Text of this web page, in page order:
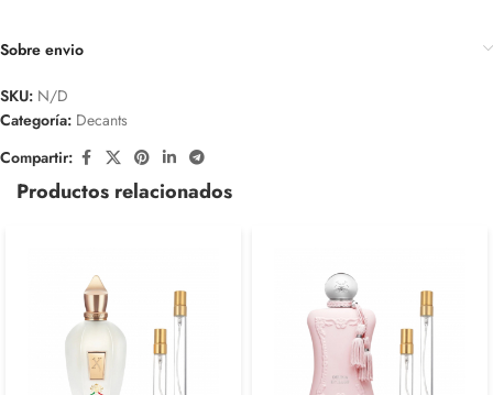
Sobre envio
SKU: N/D
Categoría: Decants
Compartir:
Productos relacionados